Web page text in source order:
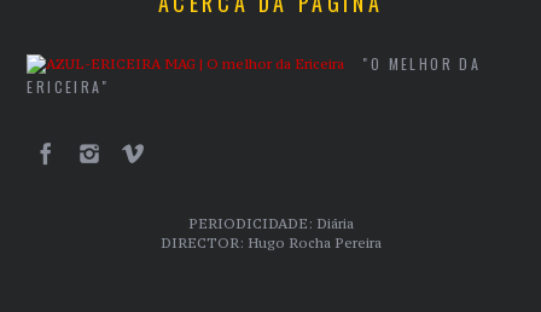
"O MELHOR DA
ERICEIRA"
PERIODICIDADE: Diária
DIRECTOR: Hugo Rocha Pereira